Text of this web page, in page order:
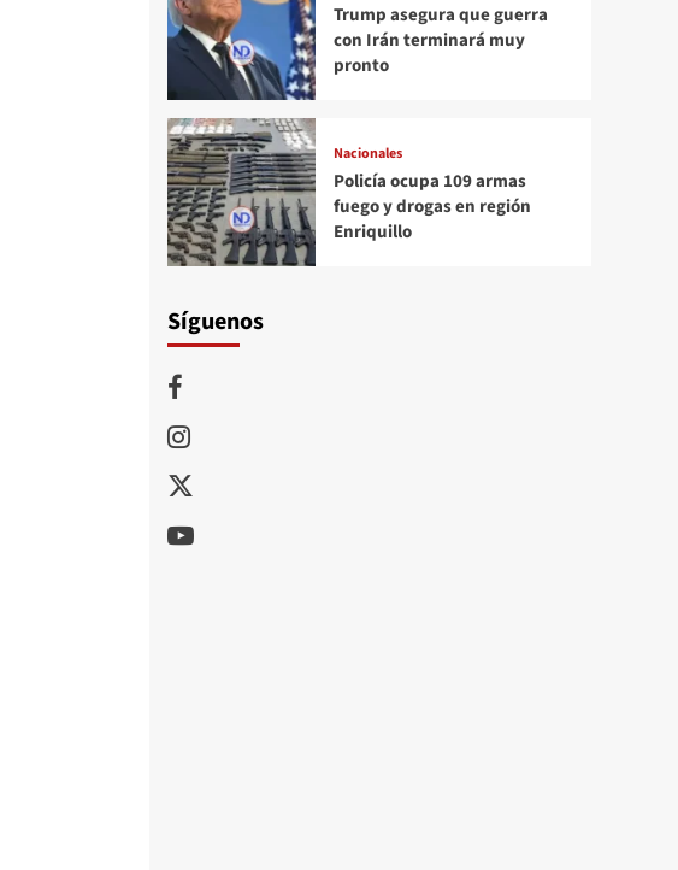
Trump asegura que guerra
con Irán terminará muy
pronto
Nacionales
Policía ocupa 109 armas
fuego y drogas en región
Enriquillo
Síguenos